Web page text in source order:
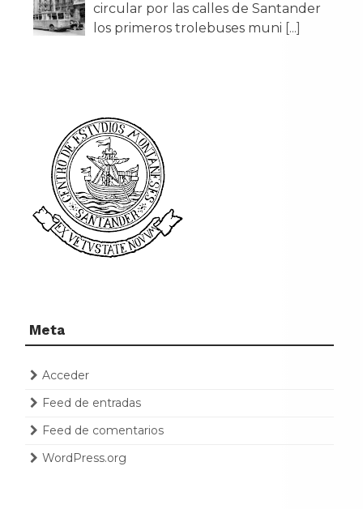
circular por las calles de Santander
los primeros trolebuses muni [...]
Meta
Acceder
Feed de entradas
Feed de comentarios
WordPress.org